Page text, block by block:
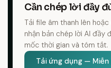
Cần chép lời đầy
Tải file âm thanh lên
nhận bản chép lời AI đầy
mốc thời gian và tóm tắt.
Tải ứng dụng —